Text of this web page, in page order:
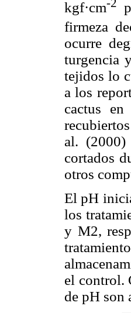
kgf·cm-2
firmeza
ocurre
turgencia
tejidos lo
a los
cactus
al. (2000)
cortados
otros
El pH
los
y M2,
el control.
de pH son